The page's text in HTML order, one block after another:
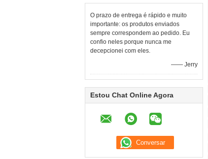
O prazo de entrega é rápido e muito
importante: os produtos enviados
sempre correspondem ao pedido. Eu
confio neles porque nunca me
decepcionei com eles.
—— Jerry
Estou Chat Online Agora